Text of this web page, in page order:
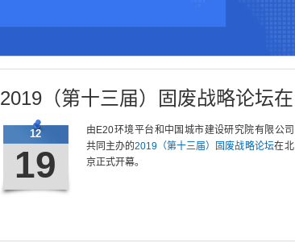
2019（第十三届）固废战略论坛在
京开幕
12
19
由E20环境平台和中国城市建设研究院有限公司
共同主办的2019（第十三届）固废战略论坛在北
京正式开幕。